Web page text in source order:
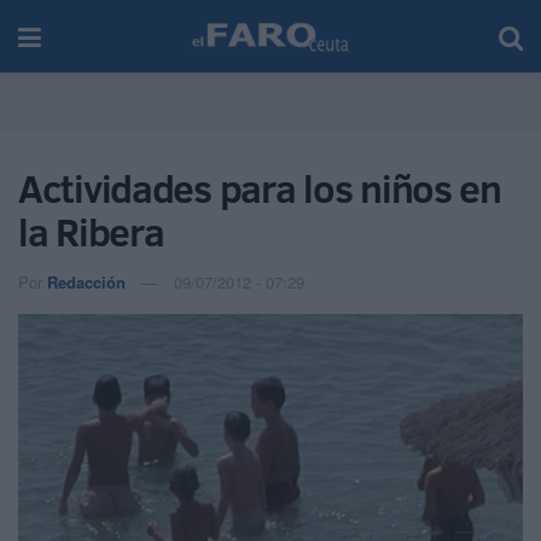
Actividades para los niños en
la Ribera
Por Redacción 09/07/2012 - 07:29